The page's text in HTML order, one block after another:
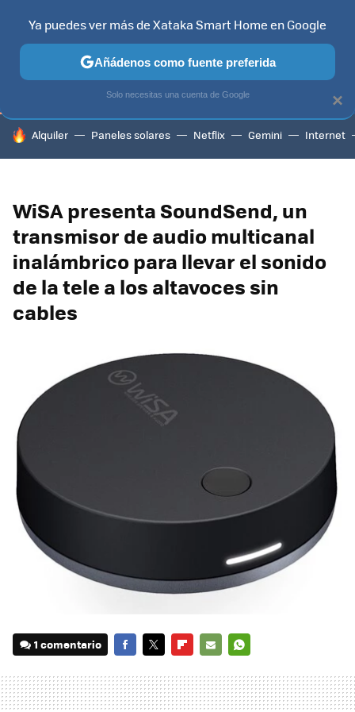
TELEVISORES CONTENIDOS SMART TV SELECCIÓN
HOY SE HABLA DE
Alquiler Paneles solares Netflix Gemini Internet
WiSA presenta SoundSend, un
transmisor de audio multicanal
inalámbrico para llevar el sonido
de la tele a los altavoces sin
cables
1 comentario
MAIL
×
Ya puedes ver más de Xataka Smart Home en Google
Añádenos como fuente preferida
Solo necesitas una cuenta de Google